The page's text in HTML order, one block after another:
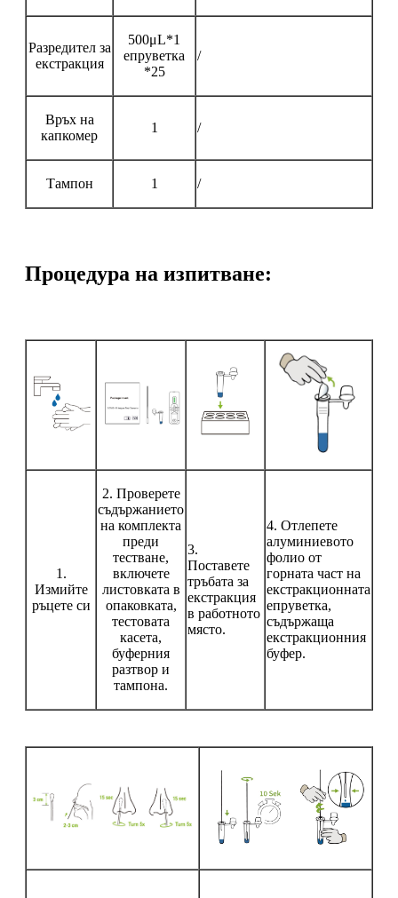
Разредител за
екстракция
500μL*1
епруветка
*25
/
Връх на
капкомер
1 /
Тампон 1 /
Процедура на изпитване:
1.
Измийте
ръцете си
2. Проверете
съдържанието
на комплекта
преди
тестване,
включете
листовката в
опаковката,
тестовата
касета,
буферния
разтвор и
тампона.
3.
Поставете
тръбата за
екстракция
в работното
място.
4. Отлепете
алуминиевото
фолио от
горната част на
екстракционната
епруветка,
съдържаща
екстракционния
буфер.